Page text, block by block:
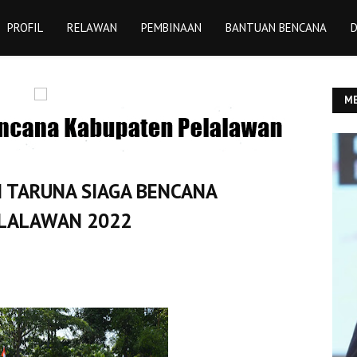
PROFIL RELAWAN PEMBINAAN BANTUAN BENCANA
SIAGA BENCANA
2022